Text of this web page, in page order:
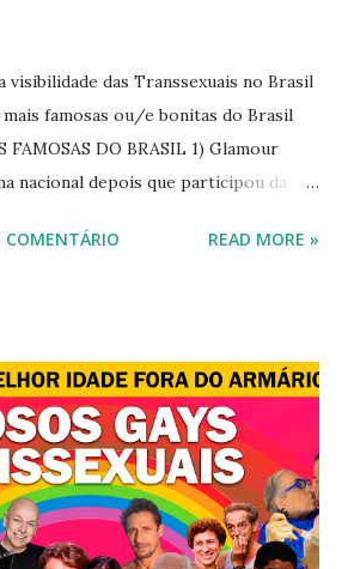
visibilidade das Transsexuais no Brasil
mais famosas ou/e bonitas do Brasil
FAMOSAS DO BRASIL 1) Glamour
nacional depois que participou da
Lea T é uma famosa modelo
a cirurgia em busca de ser feliz, e
homem. 3) Léo Aquilla - Apresenta o
na Rede TV, ao lado de Sonia
participou do reality show "A
Record TV. 4) Thalita Zampirolli -
atriz e empresária. A loira
COMENTÁRIO READ MORE »